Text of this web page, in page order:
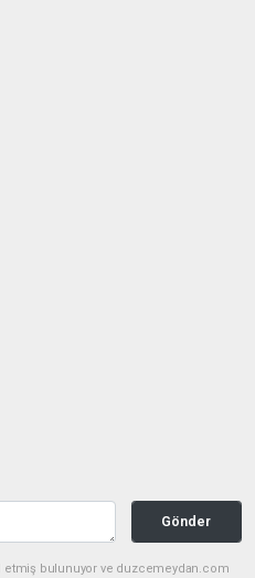
Gönder
etmiş bulunuyor ve duzcemeydan.com